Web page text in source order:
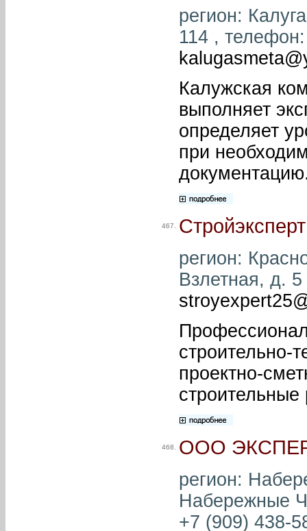
регион:
114 ,
Калужская
выполняет
определяет
при
467.
регион:
Взлетная, д.
строительно-
проектно-
строительные
468. ООО
регион:
Набережные
+7 (909) 438-